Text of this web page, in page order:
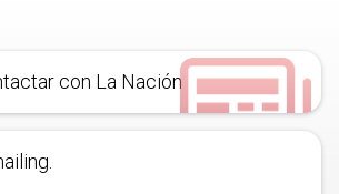
con La Nación